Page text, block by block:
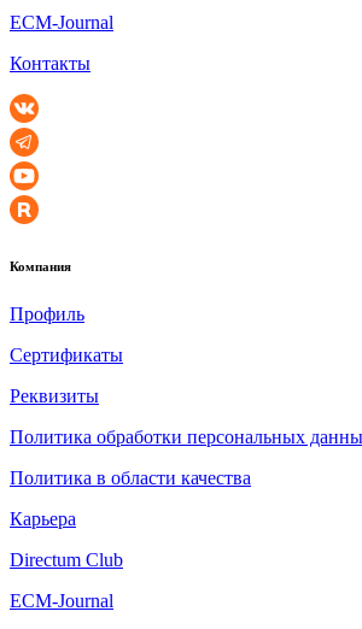
ECM-Journal
Контакты
Компания
Профиль
Сертификаты
Реквизиты
Политика обработки персональных
Политика в области качества
Карьера
Directum Club
ECM-Journal